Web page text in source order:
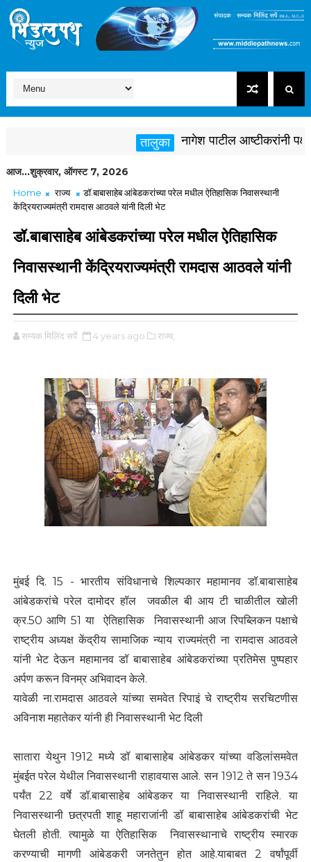
तालुका नागेश पाटील आष्टीकरांनी
आज...शुक्रवार, ऑगस्ट 7, 2026
Home राज्य
डॉ.बाबासाहेब आंबेडकरांच्या परेल मधील ऐतिहासिक निवासस्थानी
केंद्रियराज्यमंत्री रामदास आठवले यांनी दिली भेट
डॉ.बाबासाहेब आंबेडकरांच्या परेल मधील ऐतिहासिक
निवासस्थानी केंद्रियराज्यमंत्री रामदास आठवले यांनी
दिली भेट
सम्यक मिलिंद सर्पे 4 years ago राज्य,
मुंबई दि. 15 - भारतीय संविधानाचे शिल्पकार महामानव डॉ.बाबासाहेब
आंबेडकरांचे परेल दामोदर हॉल जवळील बी आय टी चाळीतील खोली
क्र.50 आणि 51 या ऐतिहासिक निवासस्थानी आज रिपब्लिकन पक्षाचे
राष्ट्रीय अध्यक्ष केंद्रीय सामाजिक न्याय राज्यमंत्री ना रामदास आठवले
यांनी भेट देऊन महामानव डॉ बाबासाहेब आंबेडकरांच्या प्रतिमेस पुष्पहार
अर्पण करून विनम्र अभिवादन केले.
यावेळी ना.रामदास आठवले यांच्या समवेत रिपाइं चे राष्ट्रीय सरचिटणीस
अविनाश महातेकर यांनी ही निवासस्थानी भेट दिली
सातारा येथुन 1912 मध्ये डॉ बाबासाहेब आंबेडकर यांच्या वडिलांसमवेत
मुंबईत परेल येथील निवासस्थानी राहावयास आले. सन 1912 ते सन 1934
पर्यंत 22 वर्षे डॉ.बाबासाहेब आंबेडकर या निवासस्थानी राहिले. या
निवासस्थानी छत्रपती शाहू महाराजांनी डॉ बाबासाहेब आंबेडकरांची भेट
घेतली होती. त्यामुळे या ऐतिहासिक निवासस्थानाचे राष्ट्रीय स्मारक
करण्याची मागणी आंबेडकरी जनतेतुन होत आहे.याबाबत 2 वर्षांपूर्वी